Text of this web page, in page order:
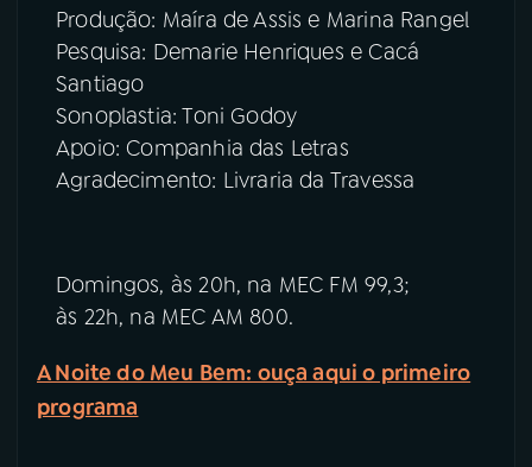
Produção: Maíra de Assis e Marina Rangel
Pesquisa: Demarie Henriques e Cacá
Santiago
Sonoplastia: Toni Godoy
Apoio: Companhia das Letras
Agradecimento: Livraria da Travessa
Domingos, às 20h, na MEC FM 99,3;
às 22h, na MEC AM 800.
A Noite do Meu Bem: ouça aqui o primeiro
programa